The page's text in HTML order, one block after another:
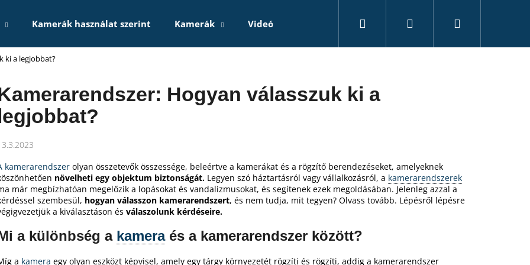
Kamerák használat szerint Kamerák Videó rögzítők Kiegészítők Álkamerák
Keresés Bejelentkezés
ki a legjobbat?
Hogyan válasszuk ki a
kamerarendszer olyan összetevők összessége, beleértve a kamerákat és a rögzítő berendezéseket, amelyeknek
növelheti egy objektum biztonságát. Legyen szó háztartásról vagy vállalkozásról, a kamerarendszerek
már megbízhatóan megelőzik a lopásokat és vandalizmusokat, és segítenek ezek megoldásában. Jelenleg azzal a
szembesül, hogyan válasszon kamerarendszert, és nem tudja, mit tegyen? Olvass tovább. Lépésről lépésre
a kiválasztáson és válaszolunk kérdéseire.
a különbség a kameraés a kamerarendszer között?
a kamera egy olyan eszközt képvisel, amely egy tárgy környezetét rögzíti és rögzíti, addig a kamerarendszer
Mit keres?
Ajánljuk